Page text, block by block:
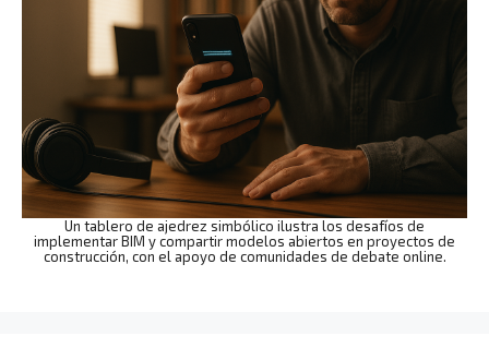
Un tablero de ajedrez simbólico ilustra los desafíos de
implementar BIM y compartir modelos abiertos en proyectos de
construcción, con el apoyo de comunidades de debate online.